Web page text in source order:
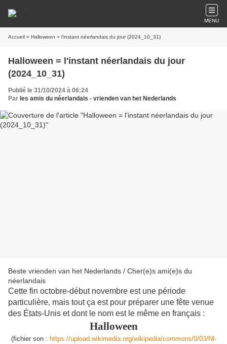
MENU
Accueil » Halloween = l'instant néerlandais du jour (2024_10_31)
Halloween = l'instant néerlandais du jour
(2024_10_31)
Publié le 31/10/2024 à 06:24
Par les amis du néerlandais - vrienden van het Nederlands
Beste vrienden van het Nederlands / Cher(e)s ami(e)s du
néerlandais
Cette fin octobre-début novembre est une période
particulière, mais tout ça est pour préparer une fête venue
des États-Unis et dont le nom est le même en français :
Halloween
(fichier son: https://upload.wikimedia.org/wikipedia/commons/0/03/Nl-